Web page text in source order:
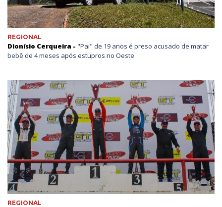
REGIONAL
Dionísio Cerqueira - "Pai" de 19 anos é preso acusado de matar
bebê de 4 meses após estupros no Oeste
REGIONAL